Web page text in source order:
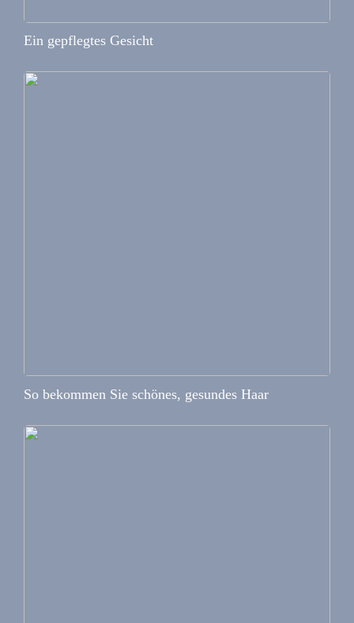
Ein gepflegtes Gesicht
So bekommen Sie schönes, gesundes Haar